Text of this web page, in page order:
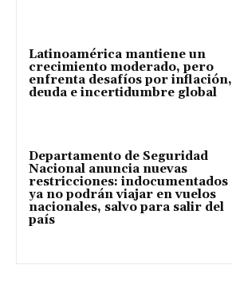
Latinoamérica mantiene un
crecimiento moderado, pero
enfrenta desafíos por inflación,
deuda e incertidumbre global
Departamento de Seguridad
Nacional anuncia nuevas
restricciones: indocumentados
ya no podrán viajar en vuelos
nacionales, salvo para salir del
país